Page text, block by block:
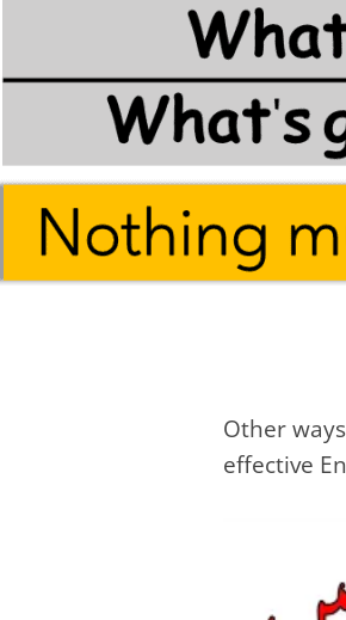
Other
effective